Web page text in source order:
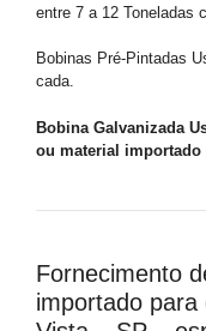
entre 7 a 12 Toneladas
Bobinas Pré-Pintadas
cada.
Bobina Galvanizada
ou material importado
Fornecimento
importado para